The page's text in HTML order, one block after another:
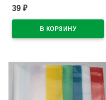
ассорти арт 24Т5В1
39 ₽